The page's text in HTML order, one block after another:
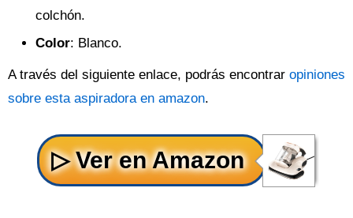
colchón.
Color: Blanco.
A través del siguiente enlace, podrás encontrar opiniones
sobre esta aspiradora en amazon.